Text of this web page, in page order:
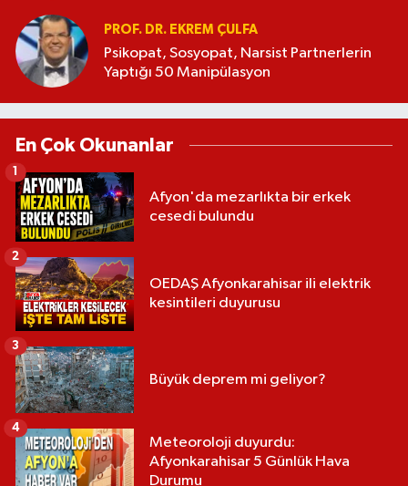
PROF. DR. EKREM ÇULFA
Psikopat, Sosyopat, Narsist Partnerlerin
Yaptığı 50 Manipülasyon
En Çok Okunanlar
Afyon'da mezarlıkta bir erkek
cesedi bulundu
1
OEDAŞ Afyonkarahisar ili elektrik
kesintileri duyurusu
2
Büyük deprem mi geliyor?
3
Meteoroloji duyurdu:
Afyonkarahisar 5 Günlük Hava
Durumu
4